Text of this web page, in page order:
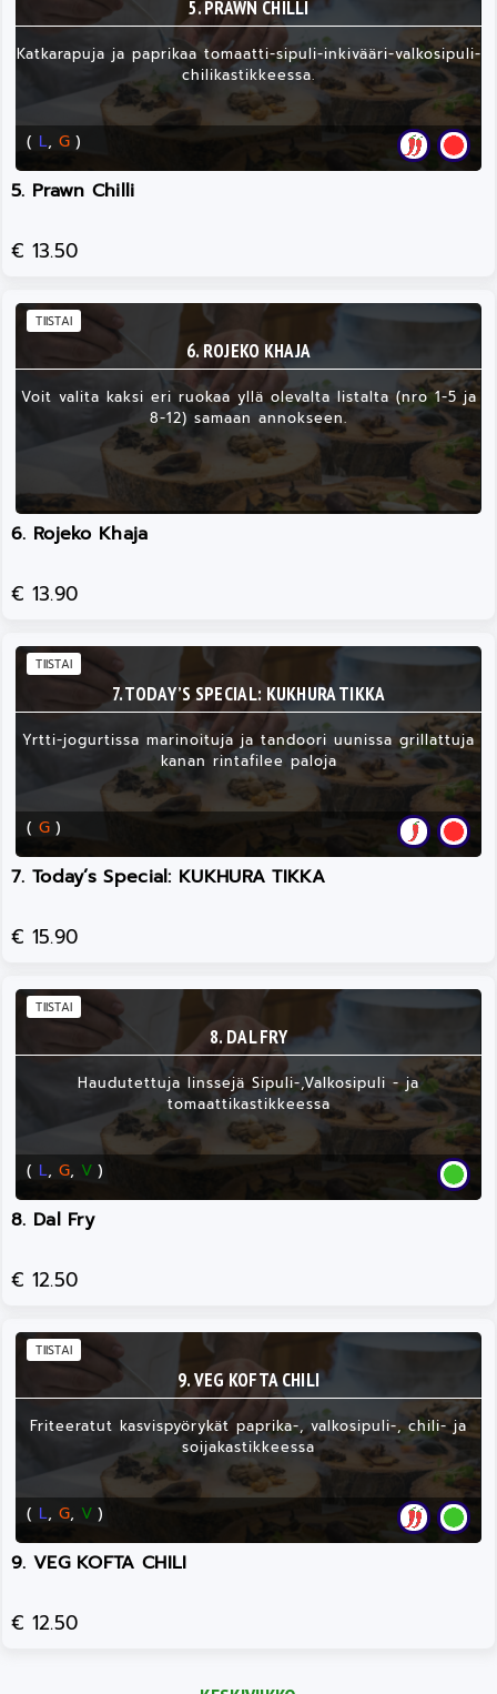
5. PRAWN CHILLI
Katkarapuja ja paprikaa tomaatti-sipuli-inkivääri-valkosipuli-
chilikastikkeessa.
( L, G )
5. Prawn Chilli
€ 13.50
6. ROJEKO KHAJA
Voit valita kaksi eri ruokaa yllä olevalta listalta (nro 1-5 ja
8-12) samaan annokseen.
TIISTAI
6. Rojeko Khaja
€ 13.90
7. TODAY’S SPECIAL: KUKHURA TIKKA
Yrtti-jogurtissa marinoituja ja tandoori uunissa grillattuja
kanan rintafilee paloja
( G )
TIISTAI
7. Today’s Special: KUKHURA TIKKA
€ 15.90
8. DAL FRY
Haudutettuja linssejä Sipuli-,Valkosipuli - ja
tomaattikastikkeessa
( L, G, V )
TIISTAI
8. Dal Fry
€ 12.50
9. VEG KOFTA CHILI
Friteeratut kasvispyörykät paprika-, valkosipuli-, chili- ja
soijakastikkeessa
( L, G, V )
TIISTAI
9. VEG KOFTA CHILI
€ 12.50